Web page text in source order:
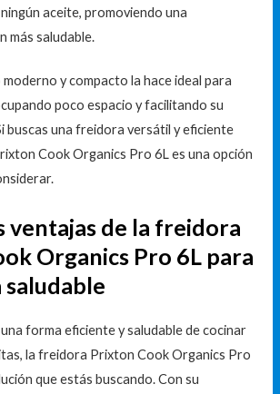
aceite, promoviendo una
más saludable.
moderno y compacto la hace ideal para
poco espacio y facilitando su
buscas una freidora versátil y eficiente
Cook Organics Pro 6L es una opción
ventajas de la freidora
Organics Pro 6L para
saludable
forma eficiente y saludable de cocinar
la freidora Prixton Cook Organics Pro
que estás buscando. Con su